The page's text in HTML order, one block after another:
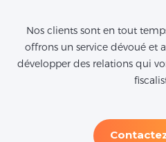
Nos clients sont en tout
offrons un service dévoué et
développer des relations qui